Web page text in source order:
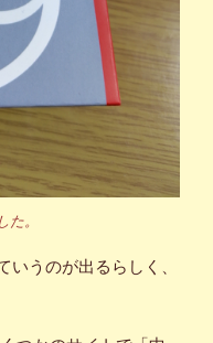
。
いうのが出るらしく、